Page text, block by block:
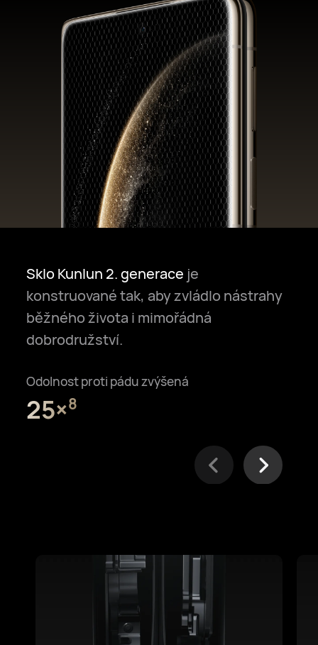
Sklo Kunlun 2. generace je
konstruované tak, aby zvládlo nástrahy
běžného života i mimořádná
dobrodružství.
Odolnost proti pádu zvýšená
25×⁠8